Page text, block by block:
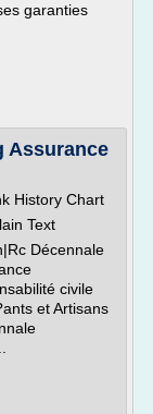
garanties
Assurance
History Chart
Text
Décennale
civile
et Artisans